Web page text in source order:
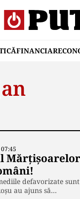
FINANCIAR
defavorizate
au ajuns să…